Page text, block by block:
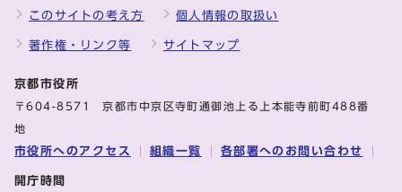
このサイトの考え方 個人情報の取扱い
著作権・リンク等 サイトマップ
京都市役所
〒604-8571 京都市中京区寺町通御池上る上本能寺前町488番
地
市役所へのアクセス 組織一覧 各部署へのお問い合わせ
開庁時間